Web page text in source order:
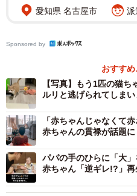
なのでしょうか？
興味があるものを見つけたと
るので、やまとにしていると
るのだと思います。猫はやま
バ白のちよこがいるのですが
目で追ってバタバタしながら
ちゃを振ったり、名前を呼ん
タすることが多いです。
愛知県 名古屋市
派
Sponsored by
おすす
【写真】もう1匹の猫
ルリと逃げられてしまい
「赤ちゃんじゃなくて
赤ちゃんの貫禄が話題
パパの手のひらに「大
赤ちゃん「逆ギレ!?」